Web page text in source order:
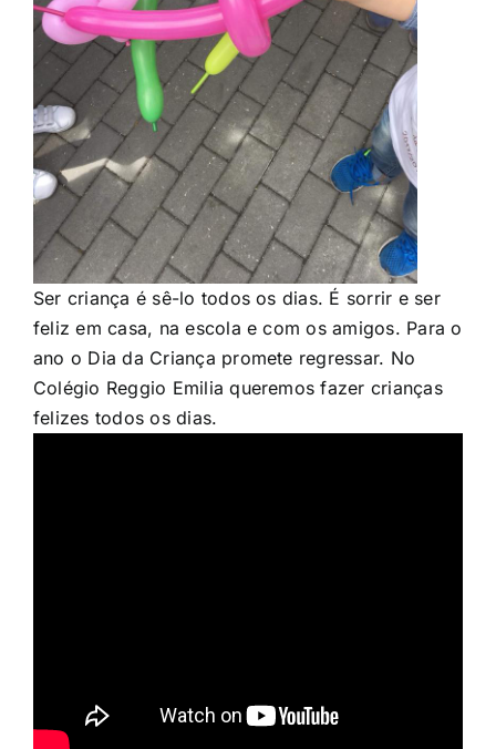
Ser criança é sê-lo todos os dias. É sorrir e ser
feliz em casa, na escola e com os amigos. Para o
ano o Dia da Criança promete regressar. No
Colégio Reggio Emilia queremos fazer crianças
felizes todos os dias.